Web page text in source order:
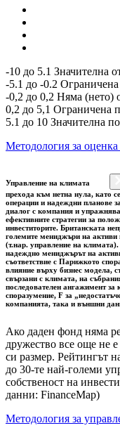
-10 до 5.1 Значителна
-5.1 до -0.2
-0,2 до 0,2 Няма (нето)
0,2 до 5,1 Ограничена
5.1 до 10 Значителна
Методология за
Управление на климата
прехода към нетна нула, като
операции и надеждни планове
диалог с компания и
ефективните стратегии за
инвеститорите. Британската
големите мениджъри на
(т.нар. управление на
надеждно мениджърът на
съответствие с Парижкото
влияние върху бизнес модела,
свързани с климата, на
последователен ангажимент за
споразумение, F за
компанията, така и външни
Ако даден фонд няма
дружество все още не
си размер. Рейтингът
до 30-те най-големи
собственост на
данни: FinanceMap)
Методология за